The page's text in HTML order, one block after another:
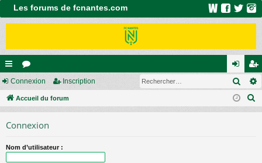
Les forums de fcnantes.com
ac
co
s
or
u
on
ne
ns
cri
Connexion Inscription
Accueil du forum
Connexion
Nom d’utilisateur :